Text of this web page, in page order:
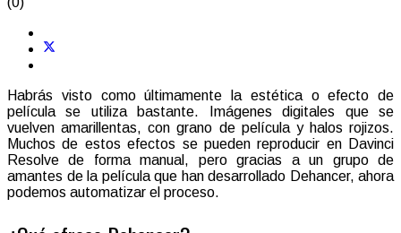
Habrás visto como últimamente la estética o efecto de
película se utiliza bastante. Imágenes digitales que se
vuelven amarillentas, con grano de película y halos rojizos.
Muchos de estos efectos se pueden reproducir en Davinci
Resolve de forma manual, pero gracias a un grupo de
amantes de la película que han desarrollado Dehancer, ahora
podemos automatizar el proceso.